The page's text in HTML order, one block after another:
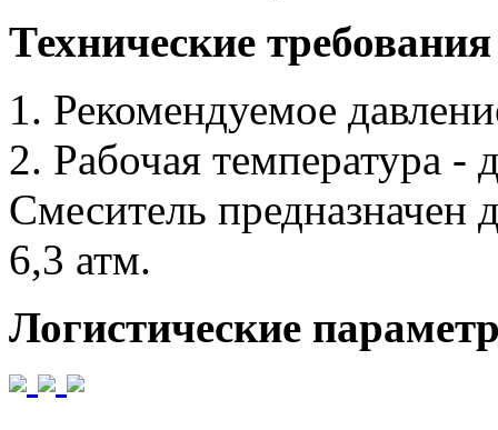
Технические требования
1. Рекомендуемое
2. Рабочая температура -
Смеситель предназначен
6,3 атм.
Логистические